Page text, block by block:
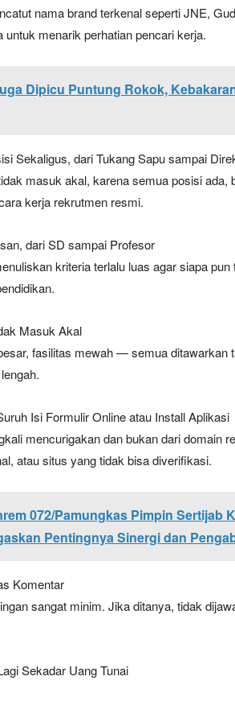
nama brand terkenal seperti JNE,
menarik perhatian pencari kerja.
Dipicu Puntung Rokok,
Sekaligus, dari Tukang Sapu sampai
masuk akal, karena semua posisi ada,
kerja rekrutmen resmi.
dari SD sampai Profesor
kriteria terlalu luas agar siapa
Masuk Akal
fasilitas mewah — semua ditawarkan
Isi Formulir Online atau Install Aplikasi
mencurigakan dan bukan dari domain
atau situs yang tidak bisa diverifikasi.
072/Pamungkas Pimpin Sertijab
Pentingnya Sinergi dan
Komentar
sangat minim. Jika ditanya, tidak
Sekadar Uang Tunai